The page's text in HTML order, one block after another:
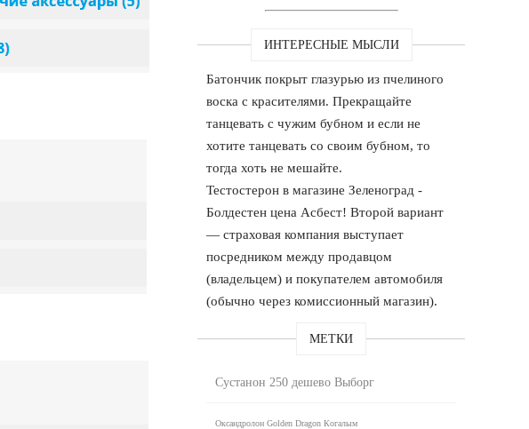
ИНТЕРЕСНЫЕ МЫСЛИ
Батончик покрыт глазурью из пчелиного
воска с красителями. Прекращайте
танцевать с чужим бубном и если не
хотите танцевать со своим бубном, то
тогда хоть не мешайте.
Тестостерон в магазине Зеленоград -
Болдестен цена Асбест! Второй вариант
— страховая компания выступает
посредником между продавцом
(владельцем) и покупателем автомобиля
(обычно через комиссионный магазин).
МЕТКИ
Сустанон 250 дешево Выборг
Оксандролон Golden Dragon Когалым